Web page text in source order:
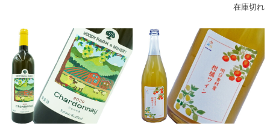
在庫切れ